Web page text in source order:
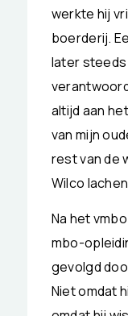
werkte hij
boerderij.
later
altijd aan
van mijn
rest van de
Wilco
Na het
mbo-
gevolgd
Niet omdat